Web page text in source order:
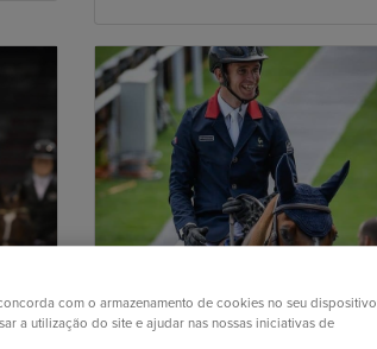
com o armazenamento de cookies no seu dispositivo
a utilização do site e ajudar nas nossas iniciativas de